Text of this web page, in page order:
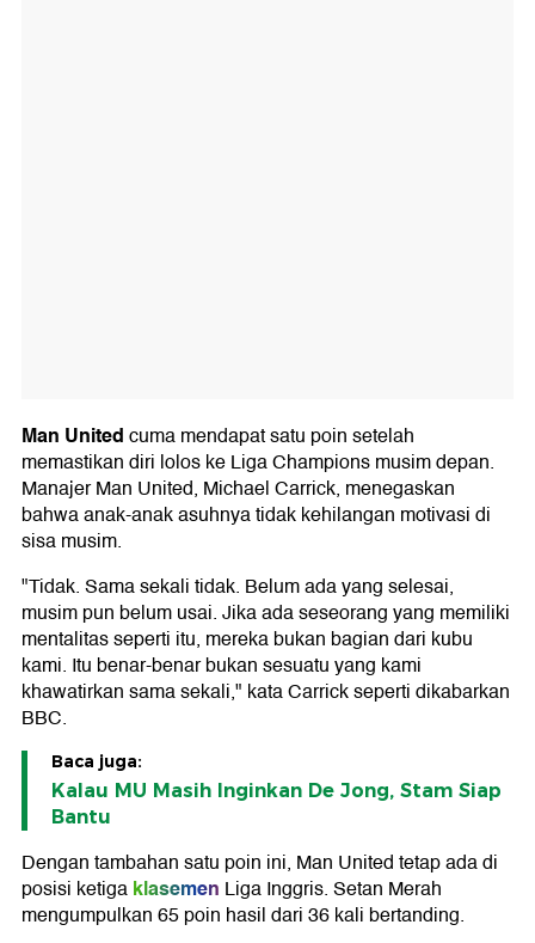
Man Unitedcuma mendapat satu poin setelah
memastikan diri lolos ke Liga Champions musim depan.
Manajer Man United, Michael Carrick, menegaskan
bahwa anak-anak asuhnya tidak kehilangan motivasi di
sisa musim.
"Tidak. Sama sekali tidak. Belum ada yang selesai,
musim pun belum usai. Jika ada seseorang yang memiliki
mentalitas seperti itu, mereka bukan bagian dari kubu
kami. Itu benar-benar bukan sesuatu yang kami
khawatirkan sama sekali," kata Carrick seperti dikabarkan
BBC.
Baca juga:
Kalau MU Masih Inginkan De Jong, Stam Siap
Bantu
Dengan tambahan satu poin ini, Man United tetap ada di
posisi ketigaklasemen Liga Inggris. Setan Merah
mengumpulkan 65 poin hasil dari 36 kali bertanding.